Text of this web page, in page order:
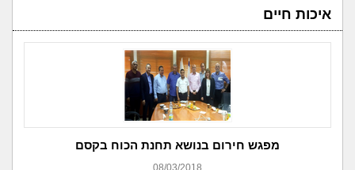
איכות חיים
מפגש חירום בנושא תחנת הכוח בקסם
08/03/2018